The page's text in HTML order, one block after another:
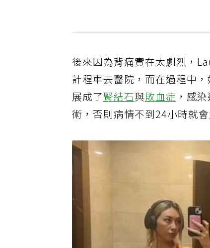
後來因為背痛實在太劇烈，
計程車去醫院，而在過程中
展成了腎結石與敗血症 ，感
術，否則病情不到24小時就